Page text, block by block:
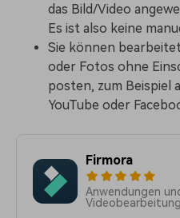
das Bild/Video
Es ist also keine
Sie können
oder Fotos ohne
posten, zum Beispiel
YouTube oder
Firmora
Anwendungen
Videobearbeitung